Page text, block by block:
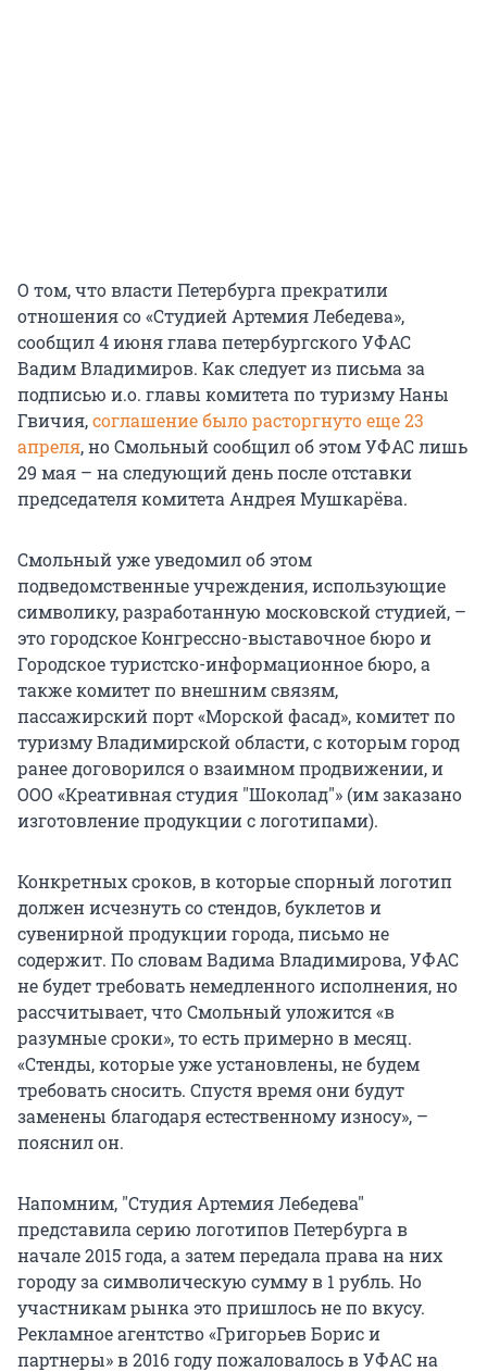
О том, что власти Петербурга прекратили
отношения со «Студией Артемия Лебедева»,
сообщил 4 июня глава петербургского УФАС
Вадим Владимиров. Как следует из письма за
подписью и.о. главы комитета по туризму Наны
Гвичия,соглашение было расторгнуто еще 23
апреля, но Смольный сообщил об этом УФАС лишь
29 мая – на следующий день после отставки
председателя комитета Андрея Мушкарёва.
Смольный уже уведомил об этом
подведомственные учреждения, использующие
символику, разработанную московской студией, –
это городское Конгрессно-выставочное бюро и
Городское туристско-информационное бюро, а
также комитет по внешним связям,
пассажирский порт «Морской фасад», комитет по
туризму Владимирской области, с которым город
ранее договорился о взаимном продвижении, и
ООО «Креативная студия "Шоколад"» (им заказано
изготовление продукции с логотипами).
Конкретных сроков, в которые спорный логотип
должен исчезнуть со стендов, буклетов и
сувенирной продукции города, письмо не
содержит. По словам Вадима Владимирова, УФАС
не будет требовать немедленного исполнения, но
рассчитывает, что Смольный уложится «в
разумные сроки», то есть примерно в месяц.
«Стенды, которые уже установлены, не будем
требовать сносить. Спустя время они будут
заменены благодаря естественному износу», –
пояснил он.
Напомним, "Студия Артемия Лебедева"
представила серию логотипов Петербурга в
начале 2015 года, а затем передала права на них
городу за символическую сумму в 1 рубль. Но
участникам рынка это пришлось не по вкусу.
Рекламное агентство «Григорьев Борис и
партнеры» в 2016 году пожаловалось в УФАС на